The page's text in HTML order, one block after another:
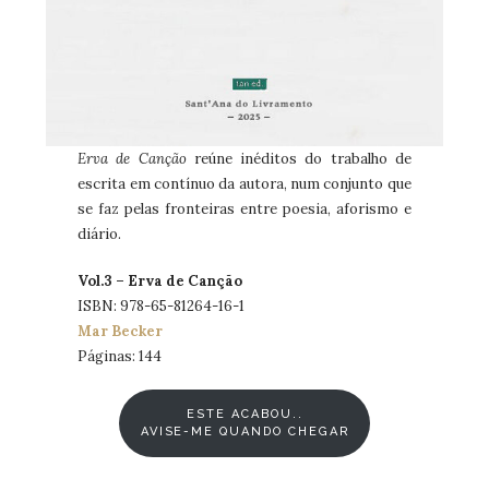
Erva de Cançãoreúne inéditos do trabalho de
escrita em contínuo da autora, num conjunto que
se faz pelas fronteiras entre poesia, aforismo e
diário.
Vol.3 – Erva de Canção
ISBN: 978-65-81264-16-1
Mar Becker
Páginas: 144
ESTE ACABOU..
AVISE-ME QUANDO CHEGAR